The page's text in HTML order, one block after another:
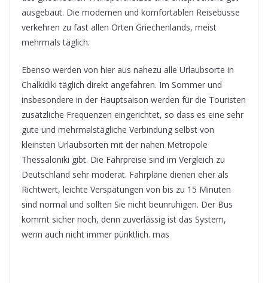
ausgebaut. Die modernen und komfortablen Reisebusse
verkehren zu fast allen Orten Griechenlands, meist
mehrmals täglich.
Ebenso werden von hier aus nahezu alle Urlaubsorte in
Chalkidiki täglich direkt angefahren. Im Sommer und
insbesondere in der Hauptsaison werden für die Touristen
zusätzliche Frequenzen eingerichtet, so dass es eine sehr
gute und mehrmalstägliche Verbindung selbst von
kleinsten Urlaubsorten mit der nahen Metropole
Thessaloniki gibt. Die Fahrpreise sind im Vergleich zu
Deutschland sehr moderat. Fahrpläne dienen eher als
Richtwert, leichte Verspätungen von bis zu 15 Minuten
sind normal und sollten Sie nicht beunruhigen. Der Bus
kommt sicher noch, denn zuverlässig ist das System,
wenn auch nicht immer pünktlich. mas